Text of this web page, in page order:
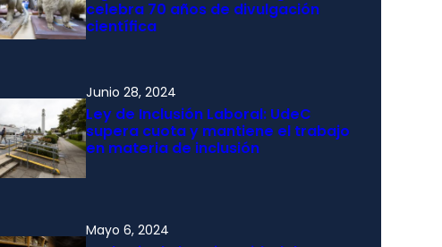
celebra 70 años de divulgación
científica
Junio 28, 2024
Ley de Inclusión Laboral: UdeC
supera cuota y mantiene el trabajo
en materia de inclusión
Mayo 6, 2024